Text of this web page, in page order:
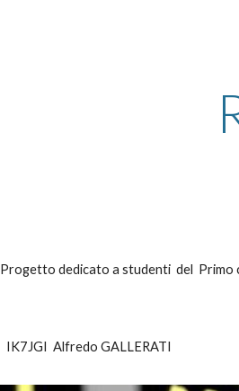
Progetto dedicato a studenti del Primo
IK7JGI Alfredo GALLERATI